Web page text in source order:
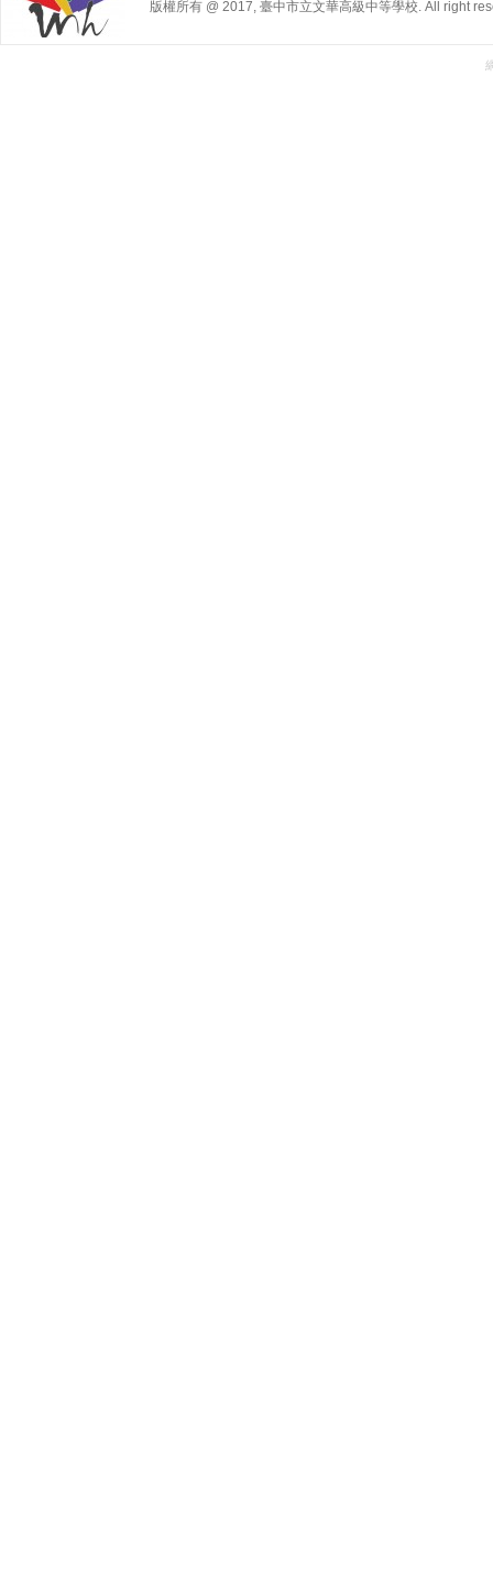
版權所有 @ 2017, 臺中市立文華高級中等學校. All right